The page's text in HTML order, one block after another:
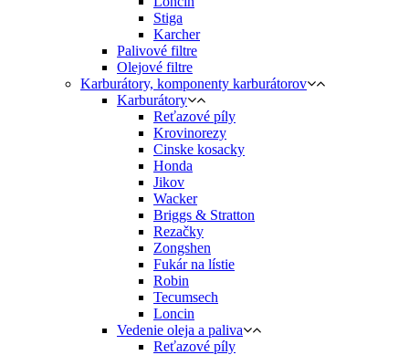
Stiga
Karcher
Palivové filtre
Olejové filtre
Karburátory, komponenty karburátorov
Karburátory
Reťazové píly
Krovinorezy
Cinske kosacky
Honda
Jikov
Wacker
Briggs & Stratton
Rezačky
Zongshen
Fukár na lístie
Robin
Tecumsech
Loncin
Vedenie oleja a paliva
Reťazové píly